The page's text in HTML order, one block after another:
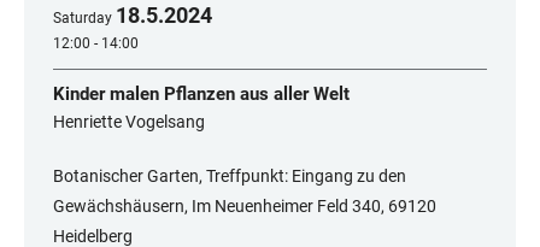
Saturday 18.5.2024
12:00 - 14:00
Kinder malen Pflanzen aus aller Welt
Henriette Vogelsang
Botanischer Garten, Treffpunkt: Eingang zu den
Gewächshäusern, Im Neuenheimer Feld 340, 69120
Heidelberg